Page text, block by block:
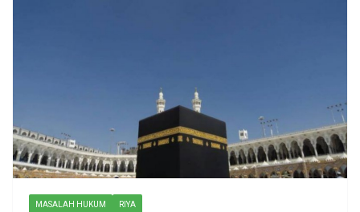
MASALAH HUKUM RIYA